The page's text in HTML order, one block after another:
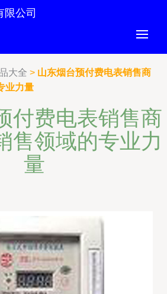
限公司
大全 > 山东烟台预付费电表销售商
业力量
付费电表销售商
售领域的专业力
量